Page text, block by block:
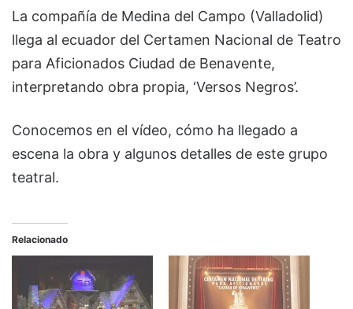
La compañía de Medina del Campo (Valladolid)
llega al ecuador del Certamen Nacional de Teatro
para Aficionados Ciudad de Benavente,
interpretando obra propia, ‘Versos Negros’.
Conocemos en el vídeo, cómo ha llegado a
escena la obra y algunos detalles de este grupo
teatral.
Relacionado